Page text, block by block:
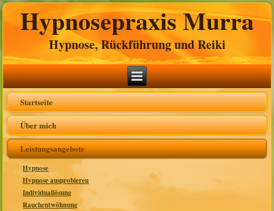
Hypnosepraxis Murra
Hypnose, Rückführung und Reiki
Startseite
Über mich
Leistungsangebote
Hypnose
Hypnose ausprobieren
Individuallösung
Rauchentwöhnung